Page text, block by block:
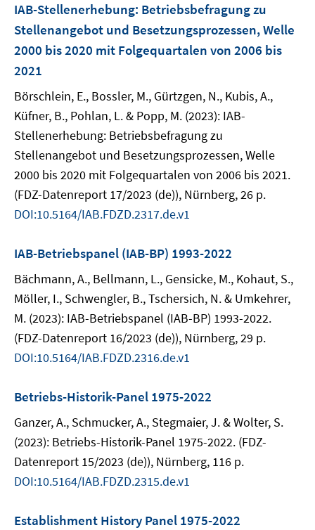
IAB-Stellenerhebung: Betriebsbefragung zu
Stellenangebot und Besetzungsprozessen, Welle
2000 bis 2020 mit Folgequartalen von 2006 bis
2021
Börschlein, E., Bossler, M., Gürtzgen, N., Kubis, A.,
Küfner, B., Pohlan, L. & Popp, M. (2023): IAB-
Stellenerhebung: Betriebsbefragung zu
Stellenangebot und Besetzungsprozessen, Welle
2000 bis 2020 mit Folgequartalen von 2006 bis 2021.
(FDZ-Datenreport 17/2023 (de)), Nürnberg, 26 p.
DOI:10.5164/IAB.FDZD.2317.de.v1
IAB-Betriebspanel (IAB-BP) 1993-2022
Bächmann, A., Bellmann, L., Gensicke, M., Kohaut, S.,
Möller, I., Schwengler, B., Tschersich, N. & Umkehrer,
M. (2023): IAB-Betriebspanel (IAB-BP) 1993-2022.
(FDZ-Datenreport 16/2023 (de)), Nürnberg, 29 p.
DOI:10.5164/IAB.FDZD.2316.de.v1
Betriebs-Historik-Panel 1975-2022
Ganzer, A., Schmucker, A., Stegmaier, J. & Wolter, S.
(2023): Betriebs-Historik-Panel 1975-2022. (FDZ-
Datenreport 15/2023 (de)), Nürnberg, 116 p.
DOI:10.5164/IAB.FDZD.2315.de.v1
Establishment History Panel 1975-2022